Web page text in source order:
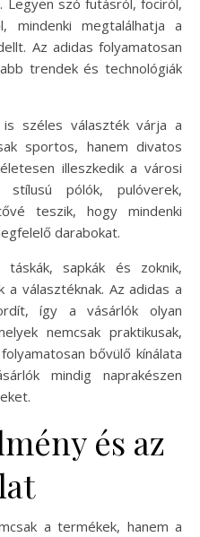
mindenki megtalálhatja a
Az adidas folyamatosan
trendek és technológiák
széles választék várja a
sportos, hanem divatos
illeszkedik a városi
stílusú pólók, pulóverek,
teszik, hogy mindenki
darabokat.
sapkák és zoknik,
választéknak. Az adidas a
így a vásárlók olyan
nemcsak praktikusak,
bővülő kínálata
mindig naprakészen
és az
a termékek, hanem a